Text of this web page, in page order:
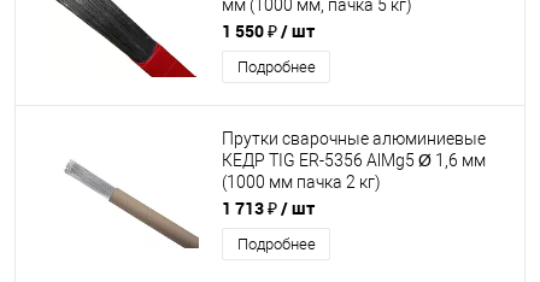
мм (1000 мм, пачка 5 кг)
1 550 ₽/ шт
Подробнее
Прутки сварочные алюминиевые
КЕДР TIG ER-5356 AlMg5 Ø 1,6 мм
(1000 мм пачка 2 кг)
1 713 ₽/ шт
Подробнее